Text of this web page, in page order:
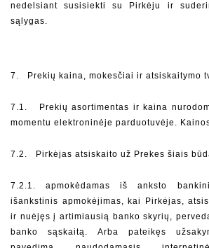
nedelsiant susisiekti su Pirkėju ir
sąlygas.
7. Prekių kaina, mokesčiai ir atsiskaitymo
7.1.   Prekių asortimentas ir kaina
momentu elektroninėje parduotuvėje.
7.2.   Pirkėjas atsiskaito už Prekes šiais
7.2.1. apmokėdamas iš anksto
išankstinis apmokėjimas, kai Pirkėjas,
ir nuėjęs į artimiausią banko skyrių,
banko sąskaitą. Arba pateikęs